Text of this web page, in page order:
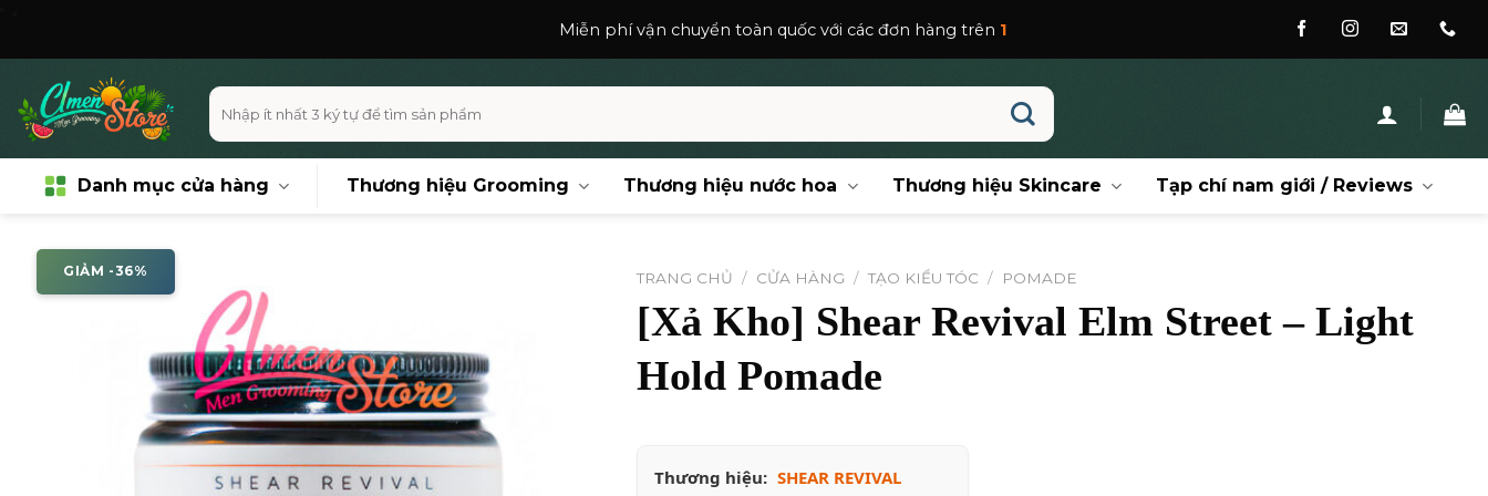
Miễn phí vận chuyển toàn quốc với các đơn hàng trên150,000₫.
Tìm
kiếm:
Danh mục cửa hàng Thương hiệu Grooming Thương hiệu nước hoa Thương hiệu Skincare Tạp chí nam giới / Reviews
GIẢM -36% TRANG CHỦ / CỬA HÀNG / TẠO KIỂU TÓC / POMADE
[Xả Kho] Shear Revival Elm Street – Light
Hold Pomade
Thương hiệu: SHEAR REVIVAL